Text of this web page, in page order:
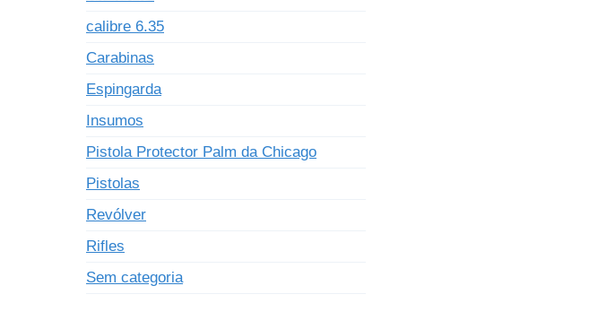
calibre 6.35
Carabinas
Espingarda
Insumos
Pistola Protector Palm da Chicago
Pistolas
Revólver
Rifles
Sem categoria